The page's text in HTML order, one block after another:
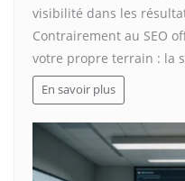
visibilité dans les
Contrairement au SEO
votre propre terrain : la
En savoir plus